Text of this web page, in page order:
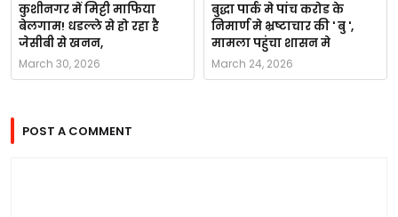
कुशीनगर में मिट्टी माफिया
बेलगाम! धडल्ले से हो रहा है
जेसीबी से खनन,
March 30, 2026
बुद्धा पार्क मे पांच करोड के
निमार्ण मे भ्रष्टाचार की ' बु ',
मामला पहुंचा शासन मे
March 24, 2026
POST A COMMENT